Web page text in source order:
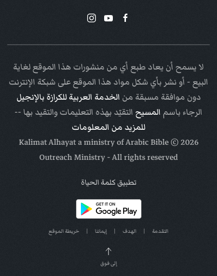
لا يسمح أن يعاد طبع أي من منشورات هذا الموقع لغاية
البيع - أو نشر بأي شكل مواد هذا الموقع على شبكة الإنترنت
دون موافقة مسبقة من الخدمة العربية للكرازة بالإنجيل
الرجاء باسم المسيح التقيّد بهذه التعليمات والتقيد بها --
للمزيد من المعلومات
2026
© Kalimat Alhayat a ministry of
Arabic Bible
Outreach Ministry- All rights reserved
تطبيق كلمة الحياة
التقدمة | الهدف | إيماننا | خريطة الموقع
إلى فوق